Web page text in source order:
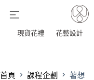
現貨花禮 花藝設計
首頁 課程企劃 著想